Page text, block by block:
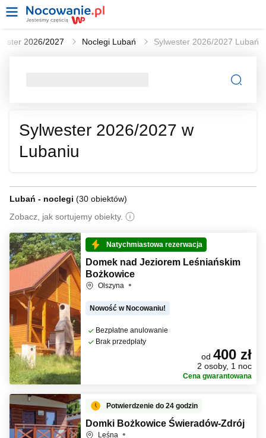
2026/2027 Noclegi Lubań Sylwester 2026/2027 Lubań
Sylwester 2026/2027 w
Lubaniu
Lubań - noclegi (30 obiektów)
Zobacz, jak sortujemy obiekty.
Natychmiastowa rezerwacja
Domek nad Jeziorem Leśniańskim
Bożkowice
Olszyna
Nowość w Nocowaniu!
Bezpłatne anulowanie
Brak przedpłaty
od 400 zł
2 osoby, 1 noc
Cena gwarantowana
Potwierdzenie do 24 godzin
Domki Bożkowice Świeradów-Zdrój
Leśna